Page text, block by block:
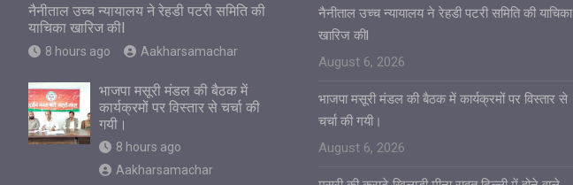
नैनीताल उच्च न्यायालय ने रेहडी पटरी समिति की
याचिका खारिज कीl
8 hours ago Aakharsamachar
भाजपा मसूरी मंडल की बैठक में
कार्यक्रमों पर विस्तार से चर्चा की
गयी।
8 hours ago
Aakharsamachar
नैनीताल उच्च न्यायालय ने रेहडी पटरी समिति की याचिका
खारिज कीl
August 6, 2026
भाजपा मसूरी मंडल की बैठक में कार्यक्रमों पर विस्तार से
चर्चा की गयी।
August 6, 2026